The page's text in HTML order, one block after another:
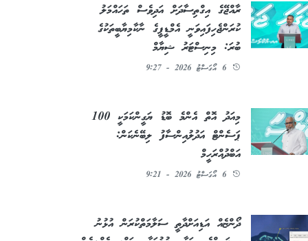
ރާއްޖޭގެ އިގްތިސާދަށް އަދިވެސް ތަހައްމަލު
ކުރަންޖެހިފައިވަނީ އެމްޑީޕީގެ ނާކާމިޔާބީތަކުގެ
ބުރަ: މިނިސްޓަރު ޝިޔާމް
6 އޯގަސްޓު 2026 - 9:27
މިއަދު އޮތް އެންމެ ބޮޑު ޔަގީންކަމަކީ 100
ޕަސެންޓް އަދުލުއިންސާފު ލިބޭނެކަން:
އަބްދުއްރަހީމް
6 އޯގަސްޓު 2026 - 9:21
ދޯންޏެއް އަޑިއަށްދާތީ ސަލާމަތްކުރަން އުޅުނު